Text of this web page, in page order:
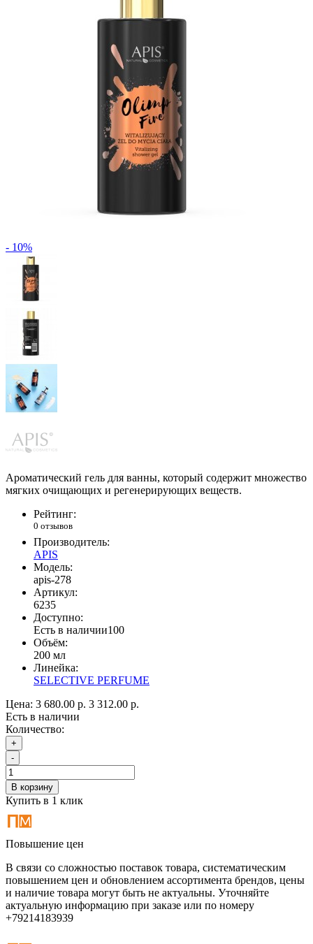
- 10%
Ароматический гель для ванны, который содержит множество
мягких очищающих и регенерирующих веществ.
Рейтинг:
0 отзывов
Производитель:
APIS
Модель:
apis-278
Артикул:
6235
Доступно:
Есть в наличии100
Объём:
200 мл
Линейка:
SELECTIVE PERFUME
Цена: 3 680.00 р. 3 312.00 р.
Есть в наличии
Количество:
+
-
В корзину
Купить в 1 клик
Повышение цен
В связи со сложностью поставок товара, систематическим
повышением цен и обновлением ассортимента брендов, цены
и наличие товара могут быть не актуальны. Уточняйте
актуальную информацию при заказе или по номеру
+79214183939